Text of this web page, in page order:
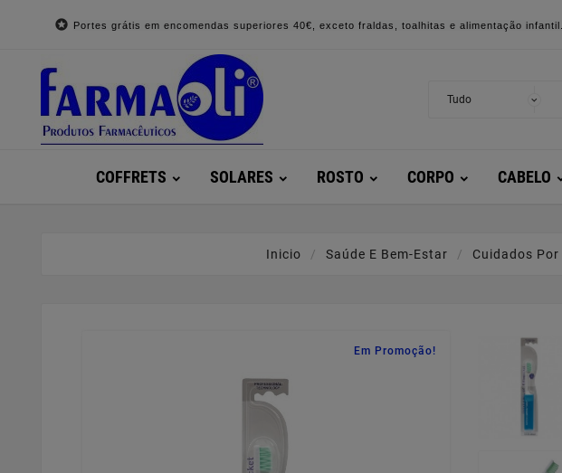
 Portes grátis em encomendas superiores 40€, exceto fraldas, toalhitas e alimentação infantil.
COFFRETS SOLARES ROSTO CORPO CABELO
Inicio Saúde E Bem-Estar Cuidados
Em Promoção!